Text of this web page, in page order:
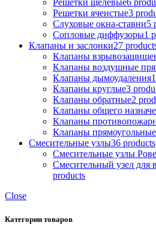
Решетки ячеистые3
Слуховые окна-ставни5
Сопловые диффузоры1
Клапаны и заслонки27
Клапаны
Клапаны воздушные
Клапаны дымоудаления
Клапаны круглые3
Клапаны обратные2
Клапаны общего
Клапаны
Клапаны прямоугольные
Смесительные узлы36 products
Смесительные узлы
Смесительный узел для
products
Close
Категории товаров